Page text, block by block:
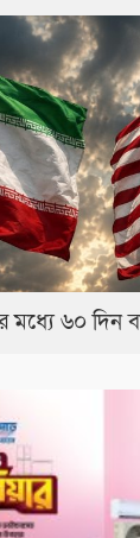
মধ্যে ৬০ দিন